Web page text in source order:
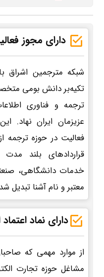
دارای مجوز
شبکه مترجمین اشراق
تکیه‌بر دانش بومی
ترجمه و فناوری
عزیزمان ایران نهاد.
فعالیت در حوزه
قراردادهای بلند
خدمات دانشگاهی،
معتبر و نام آشنا تبدیل
دارای نماد
از موارد مهمی که
مشاغل حوزه تجارت